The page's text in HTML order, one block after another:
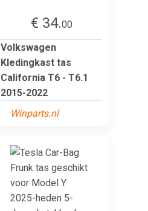
€ 34.00
Volkswagen
Kledingkast tas
California T6 - T6.1
2015-2022
Winparts.nl